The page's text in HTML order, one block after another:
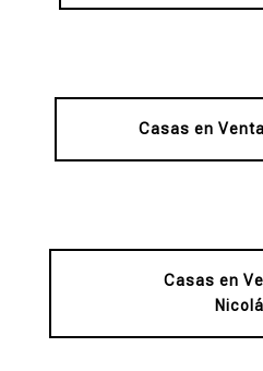
Casas en
Casas en